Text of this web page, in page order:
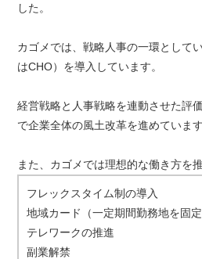
した。
カゴメでは、戦略人事の一環として
はCHO）を導入しています。
経営戦略と人事戦略を連動させた評
で企業全体の風土改革を進めています
また、カゴメでは理想的な働き方を
フレックスタイム制の導入
地域カード（一定期間勤務地を固
テレワークの推進
副業解禁